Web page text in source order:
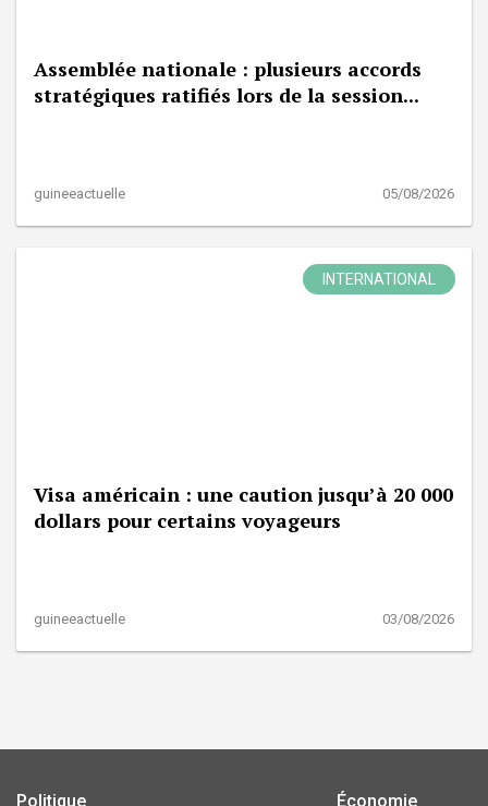
Assemblée nationale : plusieurs accords
stratégiques ratifiés lors de la session...
guineeactuelle 05/08/2026
INTERNATIONAL
Visa américain : une caution jusqu’à 20 000
dollars pour certains voyageurs
guineeactuelle 03/08/2026
Politique Économie